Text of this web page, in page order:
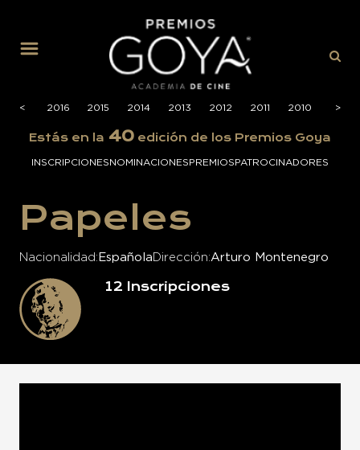
<
2017 2016 2015 2014 2013 2012 2011 2010 2009
>
Estás en la 40 edición de los Premios Goya
INSCRIPCIONESNOMINACIONESPREMIOSPATROCINADORES
Papeles
Nacionalidad Española Dirección Arturo Montenegro
12 Inscripciones